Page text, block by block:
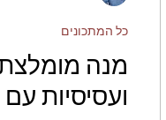
מנה
ועסיסיות
כל המתכונים